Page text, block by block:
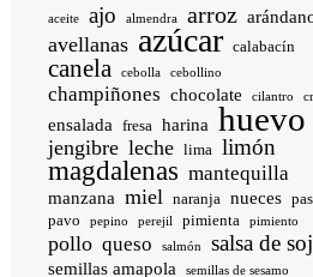
aceite ajo almendra arroz
avellanas azúcar calabacín
canela cebolla cebollino
champiñones chocolate cilantro
ensalada fresa harina huevo
jengibre leche lima limón
magdalenas mantequilla
manzana miel naranja nueces
pavo
pepino perejil pimienta pimiento
pollo queso salmón salsa de
semillas amapola semillas de sesamo